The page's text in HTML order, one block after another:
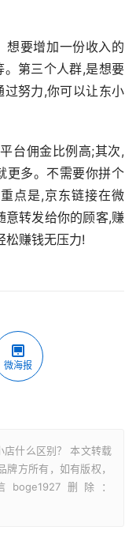
想要增加一份收入的
。第三个人群,是想要
努力,你可以让东小
台佣金比例高;其次,
更多。不需要你拼个
点是,京东链接在微
意转发给你的顾客,赚
松赚钱无压力!
微海报
店什么区别？ 本文转载
方所有，如有版权，
删除：